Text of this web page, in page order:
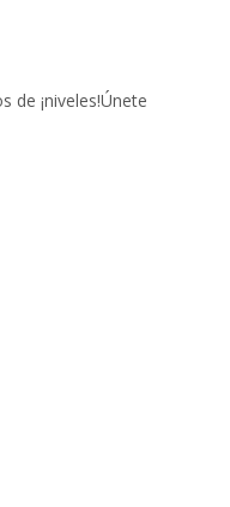
de ¡niveles!Únete